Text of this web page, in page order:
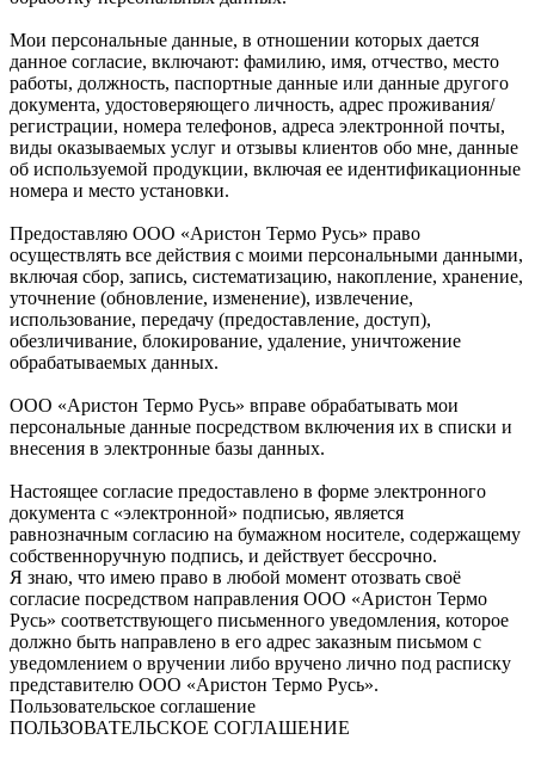
Мои персональные данные, в отношении которых дается
данное согласие, включают: фамилию, имя, отчество, место
работы, должность, паспортные данные или данные другого
документа, удостоверяющего личность, адрес проживания/
регистрации, номера телефонов, адреса электронной почты,
виды оказываемых услуг и отзывы клиентов обо мне, данные
об используемой продукции, включая ее идентификационные
номера и место установки.
Предоставляю ООО «Аристон Термо Русь» право
осуществлять все действия с моими персональными данными,
включая сбор, запись, систематизацию, накопление, хранение,
уточнение (обновление, изменение), извлечение,
использование, передачу (предоставление, доступ),
обезличивание, блокирование, удаление, уничтожение
обрабатываемых данных.
ООО «Аристон Термо Русь» вправе обрабатывать мои
персональные данные посредством включения их в списки и
внесения в электронные базы данных.
Настоящее согласие предоставлено в форме электронного
документа с «электронной» подписью, является
равнозначным согласию на бумажном носителе, содержащему
собственноручную подпись, и действует бессрочно.
Я знаю, что имею право в любой момент отозвать своё
согласие посредством направления ООО «Аристон Термо
Русь» соответствующего письменного уведомления, которое
должно быть направлено в его адрес заказным письмом с
уведомлением о вручении либо вручено лично под расписку
представителю ООО «Аристон Термо Русь».
Пользовательское соглашение
ПОЛЬЗОВАТЕЛЬСКОЕ СОГЛАШЕНИЕ